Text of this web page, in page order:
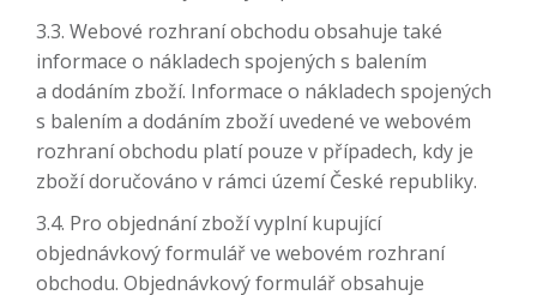
3.3. Webové rozhraní obchodu obsahuje také
informace o nákladech spojených s balením
a dodáním zboží. Informace o nákladech spojených
s balením a dodáním zboží uvedené ve webovém
rozhraní obchodu platí pouze v případech, kdy je
zboží doručováno v rámci území České republiky.
3.4. Pro objednání zboží vyplní kupující
objednávkový formulář ve webovém rozhraní
obchodu. Objednávkový formulář obsahuje